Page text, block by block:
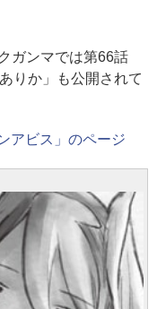
ガンマでは第66話
りか」も公開されて
アビス」のページ